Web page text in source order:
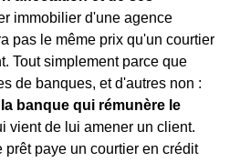
immobilier d'une agence
pas le même prix qu'un courtier
Tout simplement parce que
de banques, et d'autres non :
la banque qui rémunère le
vient de lui amener un client.
paye un courtier en crédit